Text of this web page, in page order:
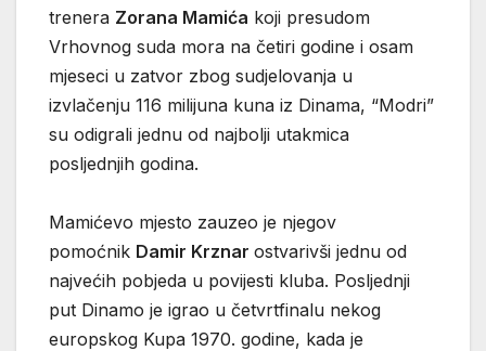
trenera Zorana Mamića koji presudom
Vrhovnog suda mora na četiri godine i osam
mjeseci u zatvor zbog sudjelovanja u
izvlačenju 116 milijuna kuna iz Dinama, “Modri”
su odigrali jednu od najbolji utakmica
posljednjih godina.
Mamićevo mjesto zauzeo je njegov
pomoćnik Damir Krznar ostvarivši jednu od
najvećih pobjeda u povijesti kluba. Posljednji
put Dinamo je igrao u četvrtfinalu nekog
europskog Kupa 1970. godine, kada je